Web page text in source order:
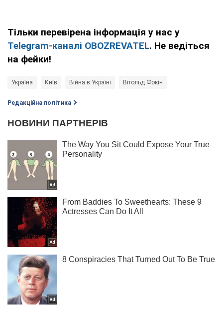
Тільки перевірена інформація у нас у
Telegram-каналі OBOZREVATEL. Не ведіться
на фейки!
Україна Київ Війна в Україні Вітольд Фокін
Редакційна політика